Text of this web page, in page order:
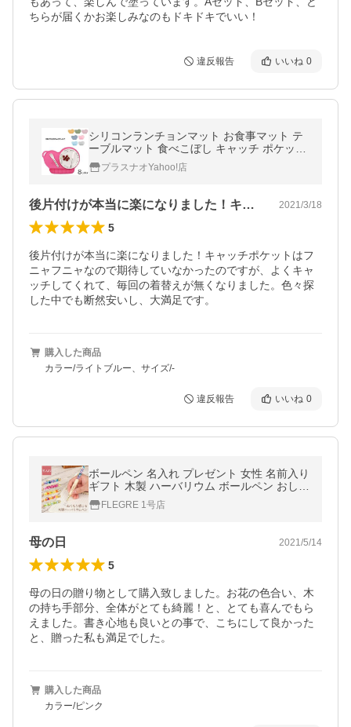
ちらが届くかお楽しみなのもドキドキでいい！
違反報告 いいね 0
シリコンランチョンマット お食事マット テ
ーブルマット 食べこぼし キャッチ ポケット
子供用 こども用 キッズ ベビー ベビー用 Ba
by 洗える
プラスナオYahoo!店
後片付けが本当に楽になりました！キャッ… 2021/3/18
5
後片付けが本当に楽になりました！キャッチポケットはフ
ニャフニャなので期待していなかったのですが、よくキャ
ッチしてくれて、毎回の着替えが無くなりました。色々探
した中でも断然安いし、大満足です。
購入した商品
カラー/ライトブルー、サイズ/-
違反報告 いいね 0
ボールペン 名入れ プレゼント 女性 名前入り
ギフト 木製 ハーバリウム ボールペン おしゃ
れ 入学 就職祝い 記念品 退職祝い 20代 30代
誕生日
FLEGRE 1号店
母の日 2021/5/14
5
母の日の贈り物として購入致しました。お花の色合い、木
の持ち手部分、全体がとても綺麗！と、とても喜んでもら
えました。書き心地も良いとの事で、こちにして良かった
と、贈った私も満足でした。
購入した商品
カラー/ピンク